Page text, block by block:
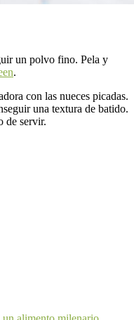
un polvo fino. Pela y
.
con las nueces picadas.
una textura de batido.
de servir.